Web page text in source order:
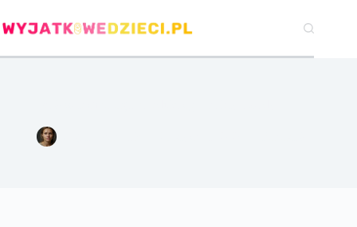
do
treści